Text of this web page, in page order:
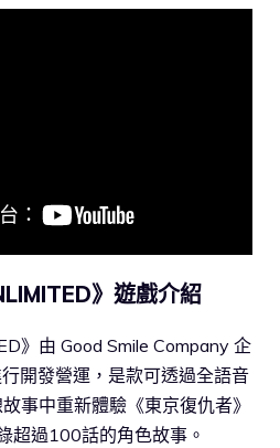
》遊戲介紹
》由 Good Smile Company 企
開發營運，是款可透過全語音
事中重新體驗《東京復仇者》
超過100話的角色故事。